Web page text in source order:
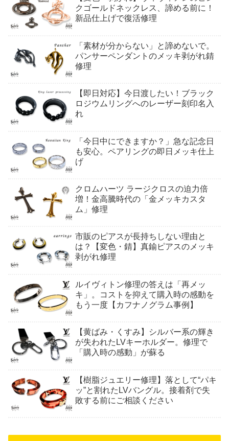
クゴールドネックレス、諦める前に！
新品仕上げで復活修理
「素材が分からない」と諦めないで。
パンサーペンダントのメッキ剥がれ錆
修理
【即日対応】今日渡したい！ブラック
ロジウムリングへのレーザー刻印名入
れ
「今日中にできますか？」急な記念日
も安心。ペアリングの即日メッキ仕上
げ
クロムハーツ ラージクロスの迫力倍
増！金高騰時代の「金メッキカスタ
ム」修理
市販のピアスが長持ちしない理由と
は？【変色・錆】真鍮ピアスのメッキ
剥がれ修理
ルイヴィトン修理の答えは「再メッ
キ」。コストを抑えて購入時の感動を
もう一度【カフナノグラム事例】
【黄ばみ・くすみ】シルバー系の輝き
が失われたLVキーホルダー。修理で
「購入時の感動」が蘇る
【樹脂ジュエリー修理】落として“パキ
ッ”と割れたLVバングル。接着剤で失
敗する前にご相談ください